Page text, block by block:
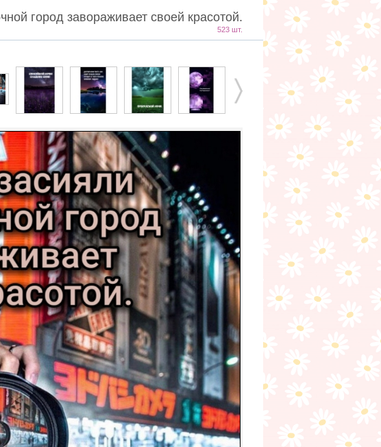
город завораживает своей красотой.
523 шт.